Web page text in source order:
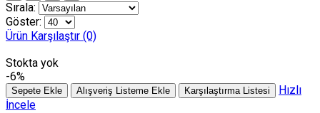
Sırala:
Göster:
Ürün Karşılaştır (0)
Stokta yok
-6%
Sepete Ekle Alışveriş Listeme Ekle Karşılaştırma Listesi
Hızlı
İncele